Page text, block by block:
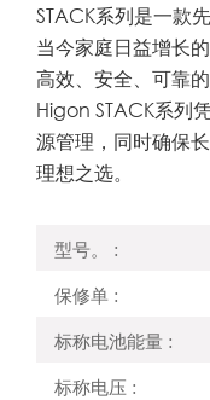
STACK系列是一款
当今家庭日益增长
高效、安全、可靠
Higon STACK系列
源管理，同时确保
理想之选。
型号。 :
保修单 :
标称电池能量 :
标称电压 :